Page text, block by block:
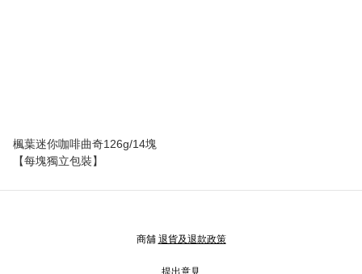
楓葉迷你咖啡曲奇126g/14塊
【每塊獨立包裝】
商舖 退貨及退款政策
提出意見